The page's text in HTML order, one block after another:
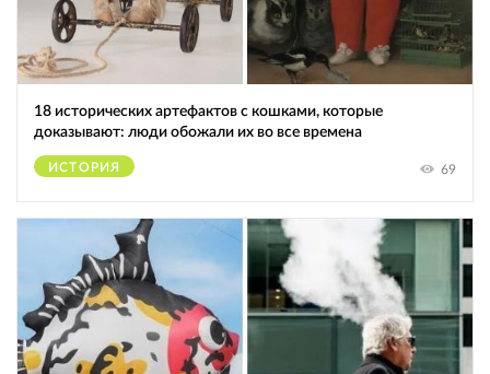
18 исторических артефактов с кошками, которые
доказывают: люди обожали их во все времена
ИСТОРИЯ 69